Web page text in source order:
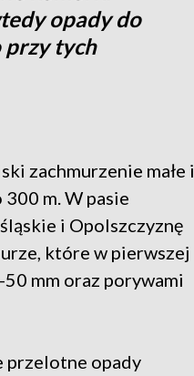
opady do
przy tych
zachmurzenie małe i
m. W pasie
i Opolszczyznę
które w pierwszej
mm oraz porywami
przelotne opady